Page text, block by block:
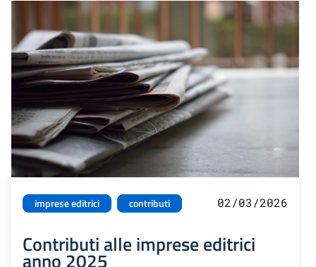
imprese editrici contributi 02/03/2026
Contributi alle imprese editrici
anno 2025